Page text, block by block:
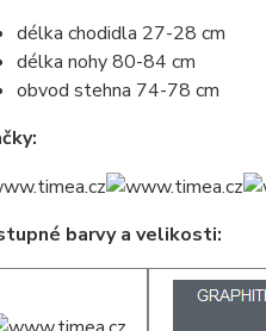
délka chodidla 27-28 cm
délka nohy 80-84 cm
obvod stehna 74-78 cm
barvy a velikosti: